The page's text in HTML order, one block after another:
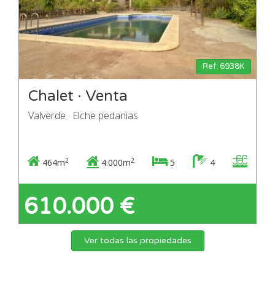
Ref: 6938K
Chalet · Venta
Valverde · Elche pedanias
464m2 4.000m2 5 4
610.000 €
Ver todas las propiedades